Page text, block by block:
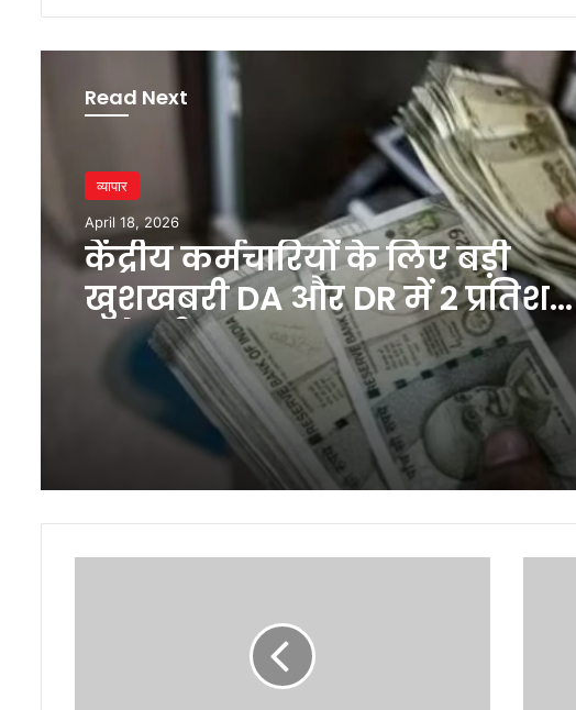
Read Next
व्यापार
April 18, 2026
केंद्रीय कर्मचारियों के लिए बड़ी
खुशखबरी DA और DR में 2 प्रतिशत
बढ़ोतरी